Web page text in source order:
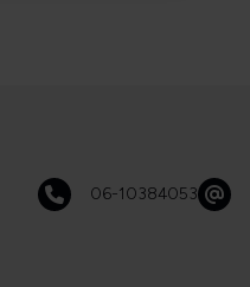
06-10384053